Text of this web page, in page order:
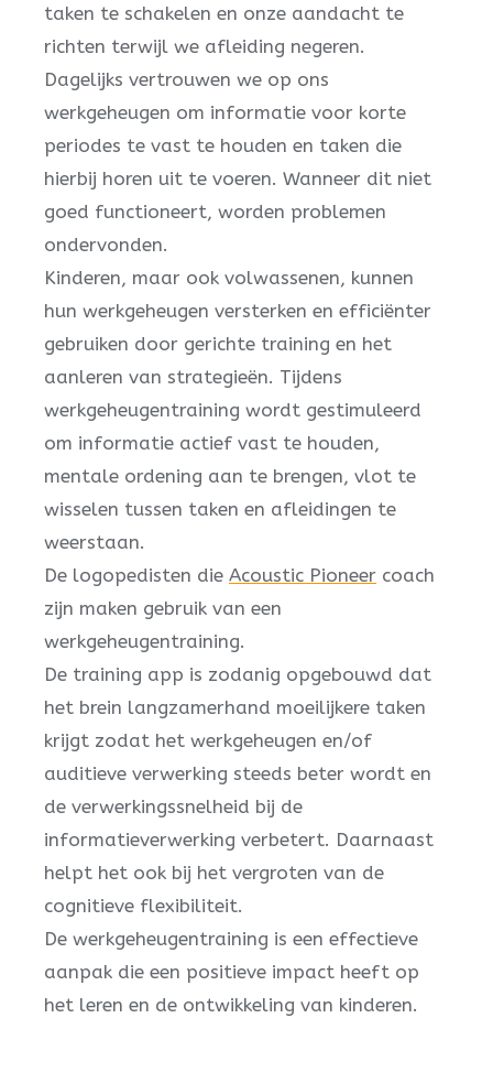
taken te schakelen en onze aandacht te
richten terwijl we afleiding negeren.
Dagelijks vertrouwen we op ons
werkgeheugen om informatie voor korte
periodes te vast te houden en taken die
hierbij horen uit te voeren. Wanneer dit niet
goed functioneert, worden problemen
ondervonden.
Kinderen, maar ook volwassenen, kunnen
hun werkgeheugen versterken en efficiënter
gebruiken door gerichte training en het
aanleren van strategieën. Tijdens
werkgeheugentraining wordt gestimuleerd
om informatie actief vast te houden,
mentale ordening aan te brengen, vlot te
wisselen tussen taken en afleidingen te
weerstaan.
De logopedisten die Acoustic Pioneer coach
zijn maken gebruik van een
werkgeheugentraining.
De training app is zodanig opgebouwd dat
het brein langzamerhand moeilijkere taken
krijgt zodat het werkgeheugen en/of
auditieve verwerking steeds beter wordt en
de verwerkingssnelheid bij de
informatieverwerking verbetert. Daarnaast
helpt het ook bij het vergroten van de
cognitieve flexibiliteit.
De werkgeheugentraining is een effectieve
aanpak die een positieve impact heeft op
het leren en de ontwikkeling van kinderen.